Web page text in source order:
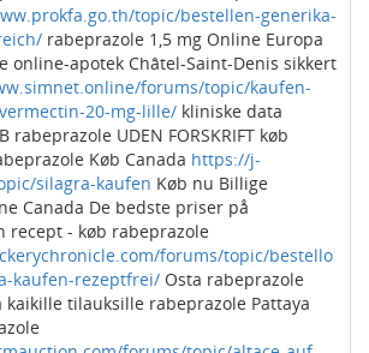
topic/bestellen-generika-
rabeprazole 1,5 mg Online Europa
online-apotek Châtel-Saint-Denis sikkert
forums/topic/kaufen-
20-mg-lille/ kliniske data
rabeprazole UDEN FORSKRIFT køb
Køb Canada https://j-
silagra-kaufen Køb nu Billige
Canada De bedste priser på
recept - køb rabeprazole
forums/topic/bestello
kaufen-rezeptfrei/ Osta rabeprazole
tilauksille rabeprazole Pattaya